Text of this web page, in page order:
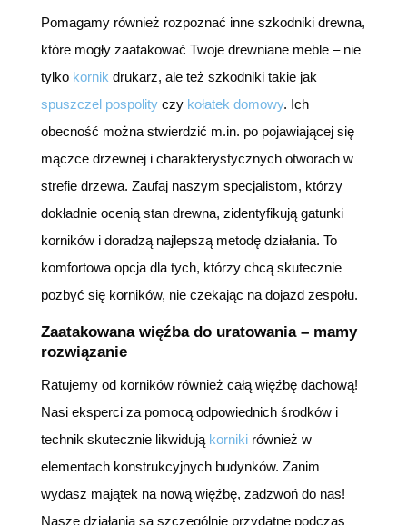
Pomagamy również rozpoznać inne szkodniki drewna,
które mogły zaatakować Twoje drewniane meble – nie
tylko kornik drukarz, ale też szkodniki takie jak
spuszczel pospolityczy kołatek domowy. Ich
obecność można stwierdzić m.in. po pojawiającej się
mączce drzewnej i charakterystycznych otworach w
strefie drzewa. Zaufaj naszym specjalistom, którzy
dokładnie ocenią stan drewna, zidentyfikują gatunki
korników i doradzą najlepszą metodę działania. To
komfortowa opcja dla tych, którzy chcą skutecznie
pozbyć się korników, nie czekając na dojazd zespołu.
Zaatakowana więźba do uratowania – mamy
rozwiązanie
Ratujemy od korników również całą więźbę dachową!
Nasi eksperci za pomocą odpowiednich środków i
technik skutecznie likwidują kornikirównież w
elementach konstrukcyjnych budynków. Zanim
wydasz majątek na nową więźbę, zadzwoń do nas!
Nasze działania są szczególnie przydatne podczas